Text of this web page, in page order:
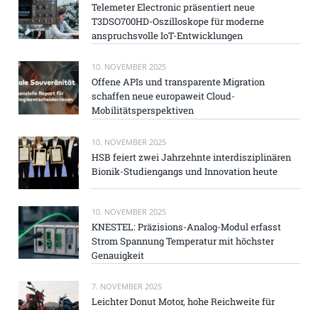
Telemeter Electronic präsentiert neue
T3DSO700HD-Oszilloskope für moderne
anspruchsvolle IoT-Entwicklungen
10. NOVEMBER 2025
Offene APIs und transparente Migration
schaffen neue europaweit Cloud-
Mobilitätsperspektiven
10. NOVEMBER 2025
HSB feiert zwei Jahrzehnte interdisziplinären
Bionik-Studiengangs und Innovation heute
10. NOVEMBER 2025
KNESTEL: Präzisions-Analog-Modul erfasst
Strom Spannung Temperatur mit höchster
Genauigkeit
7. NOVEMBER 2025
Leichter Donut Motor, hohe Reichweite für